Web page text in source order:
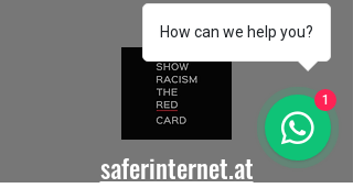
saferinternet.at
How can we help you?
1